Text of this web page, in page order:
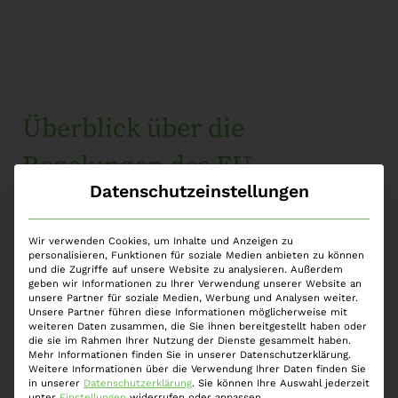
Überblick über die
Regelungen des EU-
Richtlinienvorschlags zur
Korruptionsbekämpfung und
den sich daraus ergebenden
Umsetzungsbedarf
Eingetragen23. Januar 2024 von Dr. Vincent
Burgert
Datenschutzeinstellungen
Wir verwenden Cookies, um Inhalte und Anzeigen zu
personalisieren, Funktionen für soziale Medien anbieten zu können
und die Zugriffe auf unsere Website zu analysieren. Außerdem
geben wir Informationen zu Ihrer Verwendung unserer Website an
unsere Partner für soziale Medien, Werbung und Analysen weiter.
Unsere Partner führen diese Informationen möglicherweise mit
weiteren Daten zusammen, die Sie ihnen bereitgestellt haben oder
die sie im Rahmen Ihrer Nutzung der Dienste gesammelt haben.
Mehr Informationen finden Sie in unserer Datenschutzerklärung.
Weitere Informationen über die Verwendung Ihrer Daten finden Sie
in unserer Datenschutzerklärung. Sie können Ihre Auswahl jederzeit